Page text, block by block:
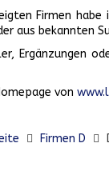
Firmen
aus bekannten
von
Firmen D